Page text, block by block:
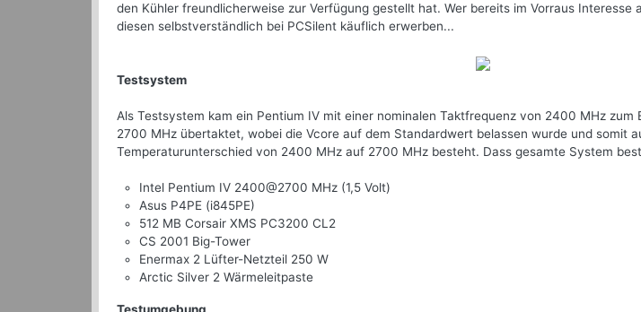
den Kühler freundlicherweise zur Verfügung gestellt hat. Wer bereits im Vorraus Interesse
diesen selbstverständlich bei PCSilent käuflich erwerben...
Testsystem
Als Testsystem kam ein Pentium IV mit einer nominalen Taktfrequenz von 2400 MHz zum
2700 MHz übertaktet, wobei die Vcore auf dem Standardwert belassen wurde und somit
Temperaturunterschied von 2400 MHz auf 2700 MHz besteht. Dass gesamte System
Intel Pentium IV 2400@2700 MHz (1,5 Volt)
Asus P4PE (i845PE)
512 MB Corsair XMS PC3200 CL2
CS 2001 Big-Tower
Enermax 2 Lüfter-Netzteil 250 W
Arctic Silver 2 Wärmeleitpaste